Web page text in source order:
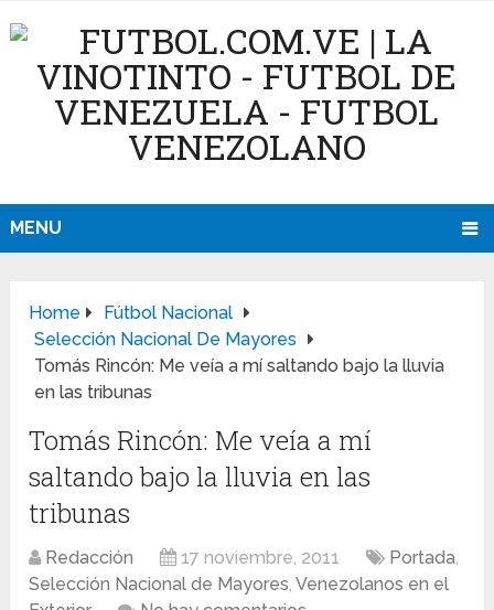
MENU
Home
Fútbol Nacional
Selección Nacional De Mayores
Tomás Rincón: Me veía a mí saltando bajo la lluvia
en las tribunas
Tomás Rincón: Me veía a mí
saltando bajo la lluvia en las
tribunas
Redacción 17 noviembre, 2011 Portada,
Selección Nacional de Mayores,Venezolanos en el